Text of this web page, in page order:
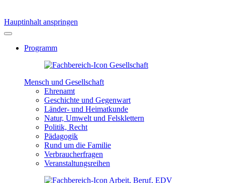
Hauptinhalt anspringen
Programm
Mensch und Gesellschaft
Ehrenamt
Geschichte und Gegenwart
Länder- und Heimatkunde
Natur, Umwelt und Felsklettern
Politik, Recht
Pädagogik
Rund um die Familie
Verbraucherfragen
Veranstaltungsreihen